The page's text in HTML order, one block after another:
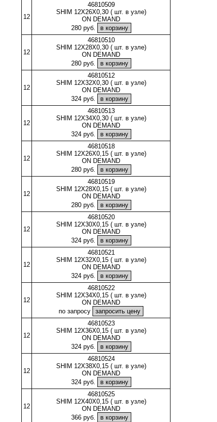
12
46810509
SHIM 12X26X0,30 ( шт. в узле)
ON DEMAND
280 руб.
12
46810510
SHIM 12X28X0,30 ( шт. в узле)
ON DEMAND
280 руб.
12
46810512
SHIM 12X32X0,30 ( шт. в узле)
ON DEMAND
324 руб.
12
46810513
SHIM 12X34X0,30 ( шт. в узле)
ON DEMAND
324 руб.
12
46810518
SHIM 12X26X0,15 ( шт. в узле)
ON DEMAND
280 руб.
12
46810519
SHIM 12X28X0,15 ( шт. в узле)
ON DEMAND
280 руб.
12
46810520
SHIM 12X30X0,15 ( шт. в узле)
ON DEMAND
324 руб.
12
46810521
SHIM 12X32X0,15 ( шт. в узле)
ON DEMAND
324 руб.
12
46810522
SHIM 12X34X0,15 ( шт. в узле)
ON DEMAND
по запросу
12
46810523
SHIM 12X36X0,15 ( шт. в узле)
ON DEMAND
324 руб.
12
46810524
SHIM 12X38X0,15 ( шт. в узле)
ON DEMAND
324 руб.
12
46810525
SHIM 12X40X0,15 ( шт. в узле)
ON DEMAND
366 руб.